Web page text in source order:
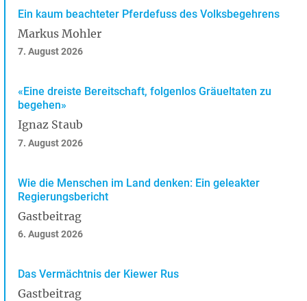
Ein kaum beachteter Pferdefuss des Volksbegehrens
Markus Mohler
7. August 2026
«Eine dreiste Bereitschaft, folgenlos Gräueltaten zu
begehen»
Ignaz Staub
7. August 2026
Wie die Menschen im Land denken: Ein geleakter
Regierungsbericht
Gastbeitrag
6. August 2026
Das Vermächtnis der Kiewer Rus
Gastbeitrag